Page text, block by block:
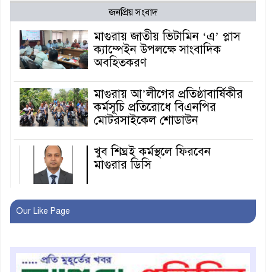
জনপ্রিয় সংবাদ
মাগুরায় জাতীয় ভিটামিন ‘এ’ প্লাস
ক্যাম্পেইন উপলক্ষে সাংবাদিক
অবহিতকরণ
মাগুরায় আ’লীগের প্রতিষ্ঠাবার্ষিকীর
কর্মসূচি প্রতিরোধে বিএনপির
মোটরসাইকেল শোডাউন
খুব শিঘ্রই কর্মস্থলে ফিরবেন
মাগুরার ডিসি
মহম্মদপুর থানার ওসিকে ক্লোজ
বাবার হাতে বিক্রি টুকটুকি পুলিশের
সহযোগিতায় ফিরলো মায়ের
Our Like Page